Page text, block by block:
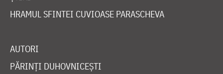
HRAMUL SFINTEI CUVIOASE PARASCHEVA
AUTORI
PĂRINȚI DUHOVNICEȘTI